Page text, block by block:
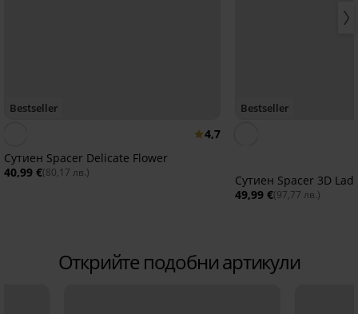
Bestseller
4,7
Сутиен Spacer Delicate Flower
40,99 €(80,17 лв.)
Bestseller
Сутиен Spacer 3D
49,99 €(97,77 лв.)
Открийте подобни артикули